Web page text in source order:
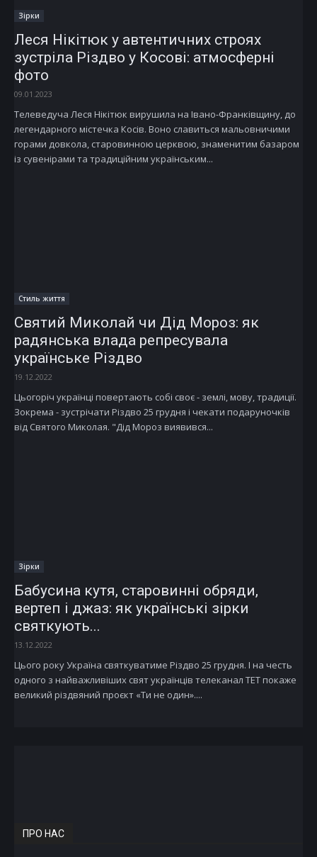
Зірки
Леся Нікітюк у автентичних строях
зустріла Різдво у Косові: атмосферні
фото
09.01.2023
Телеведуча Леся Нікітюк вирушила на Івано-Франківщину, до
легендарного містечка Косів. Воно славиться мальовничими
горами довкола, старовинною церквою, знаменитим базаром
із сувенірами та традиційним українським...
Стиль життя
Святий Миколай чи Дід Мороз: як
радянська влада репресувала
українське Різдво
19.12.2022
Цьогоріч українці повертають собі своє - землі, мову, традиції.
Зокрема - зустрічати Різдво 25 грудня і чекати подаруночків
від Святого Миколая. "Дід Мороз виявився...
Зірки
Бабусина кутя, старовинні обряди,
вертеп і джаз: як українські зірки
святкують...
13.12.2022
Цього року Україна святкуватиме Різдво 25 грудня. І на честь
одного з найважливіших свят українців телеканал ТЕТ покаже
великий різдвяний проєкт «Ти не один»....
ПРО НАС